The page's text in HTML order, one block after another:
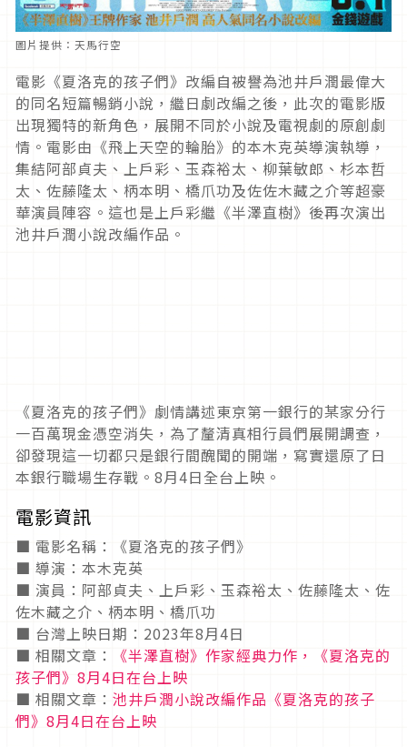
圖片提供：天馬行空
電影《夏洛克的孩子們》改編自被譽為池井戶潤最偉大
的同名短篇暢銷小說，繼日劇改編之後，此次的電影版
出現獨特的新角色，展開不同於小說及電視劇的原創劇
情。電影由《飛上天空的輪胎》的本木克英導演執導，
集結阿部貞夫、上戶彩、玉森裕太、柳葉敏郎、杉本哲
太、佐藤隆太、柄本明、橋爪功及佐佐木藏之介等超豪
華演員陣容。這也是上戶彩繼《半澤直樹》後再次演出
池井戶潤小說改編作品。
《夏洛克的孩子們》劇情講述東京第一銀行的某家分行
一百萬現金憑空消失，為了釐清真相行員們展開調查，
卻發現這一切都只是銀行間醜聞的開端，寫實還原了日
本銀行職場生存戰。8月4日全台上映。
電影資訊
■ 電影名稱：《夏洛克的孩子們》
■ 導演：本木克英
■ 演員：阿部貞夫、上戶彩、玉森裕太、佐藤隆太、佐
佐木藏之介、柄本明、橋爪功
■ 台灣上映日期：2023年8月4日
■ 相關文章：
《半澤直樹》作家經典力作，《夏洛克的
孩子們》8月4日在台上映
■ 相關文章： 池井戶潤小說改編作品《夏洛克的孩子
們》8月4日在台上映